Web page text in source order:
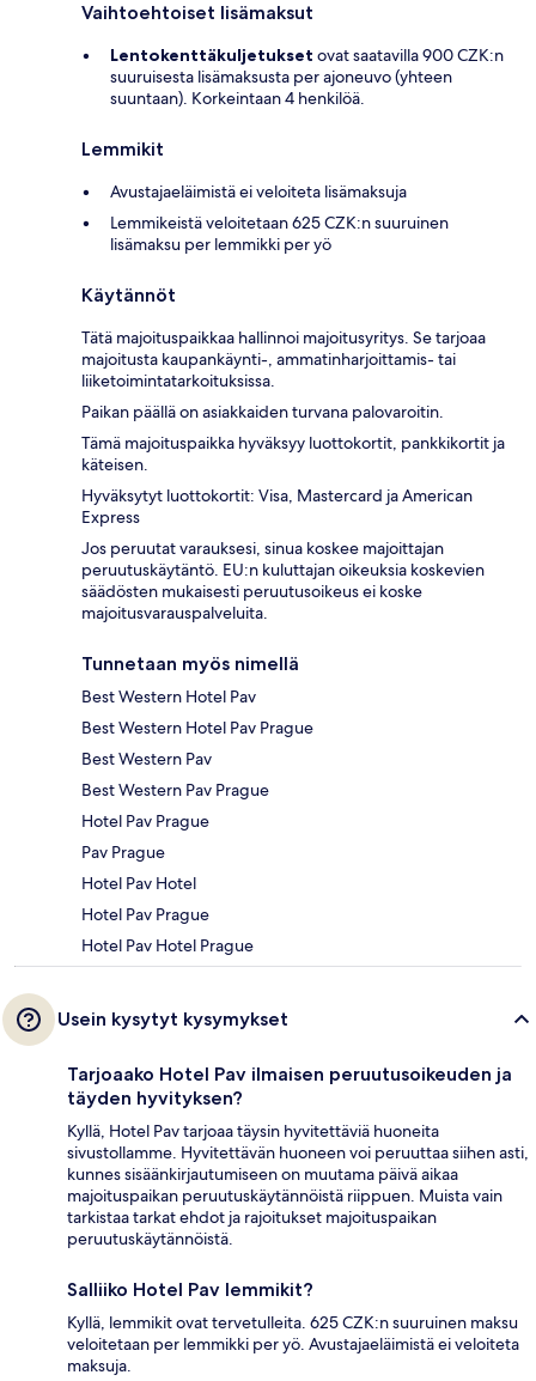
Vaihtoehtoiset lisämaksut
Lentokenttäkuljetukset ovat saatavilla 900 CZK:n
suuruisesta lisämaksusta per ajoneuvo (yhteen
suuntaan). Korkeintaan 4 henkilöä.
Lemmikit
Avustajaeläimistä ei veloiteta lisämaksuja
Lemmikeistä veloitetaan 625 CZK:n suuruinen
lisämaksu per lemmikki per yö
Käytännöt
Tätä majoituspaikkaa hallinnoi majoitusyritys. Se tarjoaa
majoitusta kaupankäynti-, ammatinharjoittamis- tai
liiketoimintatarkoituksissa.
Paikan päällä on asiakkaiden turvana palovaroitin.
Tämä majoituspaikka hyväksyy luottokortit, pankkikortit ja
käteisen.
Hyväksytyt luottokortit: Visa, Mastercard ja American
Express
Jos peruutat varauksesi, sinua koskee majoittajan
peruutuskäytäntö. EU:n kuluttajan oikeuksia koskevien
säädösten mukaisesti peruutusoikeus ei koske
majoitusvarauspalveluita.
Tunnetaan myös nimellä
Best Western Hotel Pav
Best Western Hotel Pav Prague
Best Western Pav
Best Western Pav Prague
Hotel Pav Prague
Pav Prague
Hotel Pav Hotel
Hotel Pav Prague
Hotel Pav Hotel Prague
Usein kysytyt kysymykset
Tarjoaako Hotel Pav ilmaisen peruutusoikeuden ja
täyden hyvityksen?
Kyllä, Hotel Pav tarjoaa täysin hyvitettäviä huoneita
sivustollamme. Hyvitettävän huoneen voi peruuttaa siihen asti,
kunnes sisäänkirjautumiseen on muutama päivä aikaa
majoituspaikan peruutuskäytännöistä riippuen. Muista vain
tarkistaa tarkat ehdot ja rajoitukset majoituspaikan
peruutuskäytännöistä.
Salliiko Hotel Pav lemmikit?
Kyllä, lemmikit ovat tervetulleita. 625 CZK:n suuruinen maksu
veloitetaan per lemmikki per yö. Avustajaeläimistä ei veloiteta
maksuja.